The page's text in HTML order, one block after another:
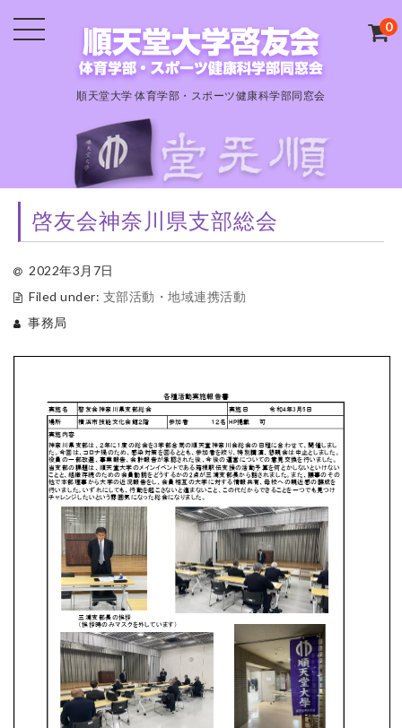
順天堂大学 体育学部・スポーツ健康科学部同窓会
0
啓友会神奈川県支部総会
2022年3月7日
Filed under: 支部活動・地域連携活動
事務局